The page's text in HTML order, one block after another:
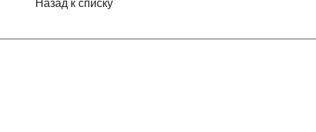
Назад к списку